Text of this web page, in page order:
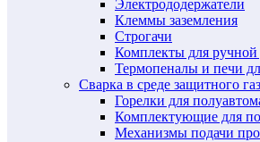
Электрододержатели
Клеммы заземления
Строгачи
Комплекты для ручной
Термопеналы и печи
Сварка в среде защитного
Горелки для
Комплектующие для
Механизмы подачи